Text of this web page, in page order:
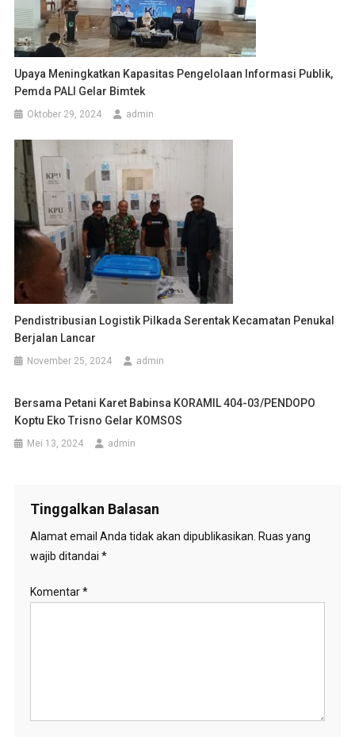
Upaya Meningkatkan Kapasitas Pengelolaan Informasi Publik,
Pemda PALI Gelar Bimtek
Oktober 29, 2024 admin
Pendistribusian Logistik Pilkada Serentak Kecamatan Penukal
Berjalan Lancar
November 25, 2024 admin
Bersama Petani Karet Babinsa KORAMIL 404-03/PENDOPO
Koptu Eko Trisno Gelar KOMSOS
Mei 13, 2024 admin
Tinggalkan Balasan
Alamat email Anda tidak akan dipublikasikan. Ruas yang
wajib ditandai *
Komentar*